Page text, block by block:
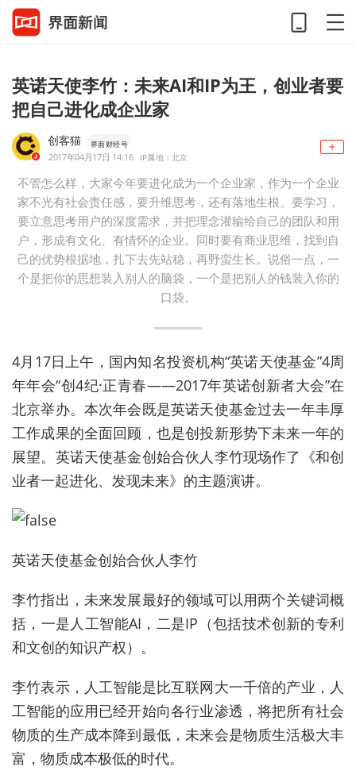
英诺天使李竹：未来AI和IP为王，创业者要
把自己进化成企业家
创客猫 界面财经号
2017年04月17日 14:16 IP属地：北京
不管怎么样，大家今年要进化成为一个企业家，作为一个企业
家不光有社会责任感，要升维思考，还有落地生根。要学习，
要立意思考用户的深度需求，并把理念灌输给自己的团队和用
户，形成有文化、有情怀的企业。同时要有商业思维，找到自
己的优势根据地，扎下去先站稳，再野蛮生长。说俗一点，一
个是把你的思想装入别人的脑袋，一个是把别人的钱装入你的
口袋。
4月17日上午，国内知名投资机构“英诺天使基金”4周
年年会“创4纪·正青春——2017年英诺创新者大会”在
北京举办。本次年会既是英诺天使基金过去一年丰厚
工作成果的全面回顾，也是创投新形势下未来一年的
展望。英诺天使基金创始合伙人李竹现场作了《和创
业者一起进化、发现未来》的主题演讲。
英诺天使基金创始合伙人李竹
李竹指出，未来发展最好的领域可以用两个关键词概
括，一是人工智能AI，二是IP（包括技术创新的专利
和文创的知识产权）。
李竹表示，人工智能是比互联网大一千倍的产业，人
工智能的应用已经开始向各行业渗透，将把所有社会
物质的生产成本降到最低，未来会是物质生活极大丰
富，物质成本极低的时代。